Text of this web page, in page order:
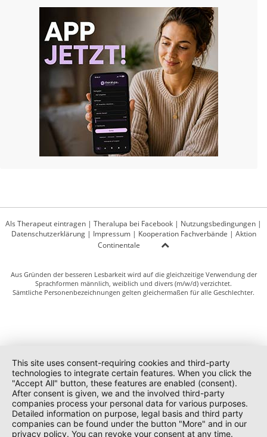
Als Therapeut eintragen | Theralupa bei Facebook | Nutzungsbedingungen |
Datenschutzerklärung| Impressum| Kooperation Fachverbände | Aktion
Continentale
Aus Gründen der besseren Lesbarkeit wird auf die gleichzeitige Verwendung der
Sprachformen männlich, weiblich und divers (m/w/d) verzichtet.
Sämtliche Personenbezeichnungen gelten gleichermaßen für alle Geschlechter.
This site uses consent-requiring cookies and third-party
technologies to integrate certain features. When you click the
"Accept All" button, these features are enabled (consent).
After consent is given, we and the involved third-party
companies process your personal data for various purposes.
Detailed information on purpose, legal basis and third party
companies can be found under the button "More" and in our
privacy policy. You can revoke your consent at any time.